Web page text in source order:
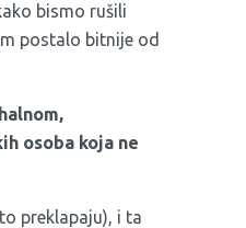
bismo rušili
postalo bitnije od
osoba koja ne
preklapaju), i ta